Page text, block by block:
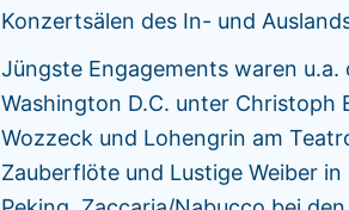
Konzertsälen des In- und
Jüngste Engagements waren
Washington D.C. unter Christoph
Wozzeck und Lohengrin am
Zauberflöte und Lustige Weiber